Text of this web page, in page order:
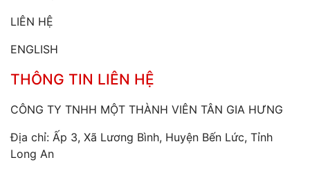
LIÊN HỆ
ENGLISH
THÔNG TIN LIÊN HỆ
CÔNG TY TNHH MỘT THÀNH VIÊN TÂN GIA HƯNG
Địa chỉ: Ấp 3, Xã Lương Bình, Huyện Bến Lức, Tỉnh
Long An